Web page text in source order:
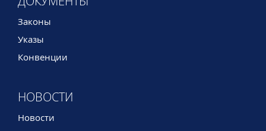
Законы
Указы
Конвенции
НОВОСТИ
Новости